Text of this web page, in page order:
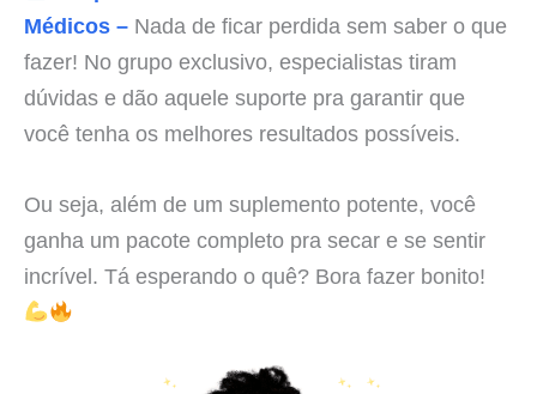
Médicos – Nada de ficar perdida sem saber o que
fazer! No grupo exclusivo, especialistas tiram
dúvidas e dão aquele suporte pra garantir que
você tenha os melhores resultados possíveis.
Ou seja, além de um suplemento potente, você
ganha um pacote completo pra secar e se sentir
incrível. Tá esperando o quê? Bora fazer bonito!